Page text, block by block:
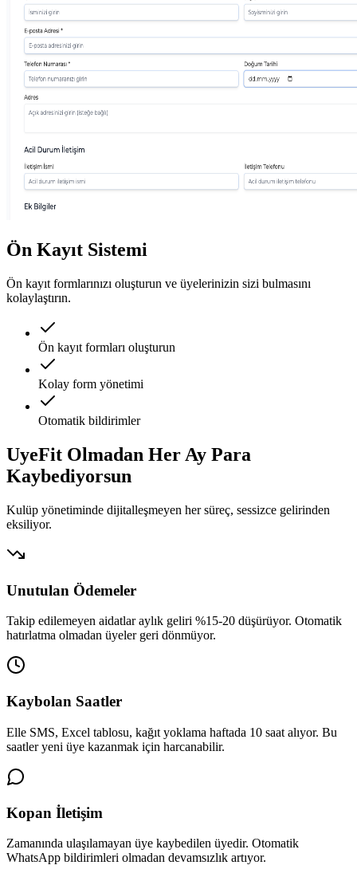
Ön Kayıt Sistemi
Ön kayıt formlarınızı oluşturun ve üyelerinizin sizi bulmasını
kolaylaştırın.
Ön kayıt formları oluşturun
Kolay form yönetimi
Otomatik bildirimler
UyeFit Olmadan Her Ay Para
Kaybediyorsun
Kulüp yönetiminde dijitalleşmeyen her süreç, sessizce gelirinden
eksiliyor.
Unutulan Ödemeler
Takip edilemeyen aidatlar aylık geliri %15-20 düşürüyor. Otomatik
hatırlatma olmadan üyeler geri dönmüyor.
Kaybolan Saatler
Elle SMS, Excel tablosu, kağıt yoklama haftada 10 saat alıyor. Bu
saatler yeni üye kazanmak için harcanabilir.
Kopan İletişim
Zamanında ulaşılamayan üye kaybedilen üyedir. Otomatik
WhatsApp bildirimleri olmadan devamsızlık artıyor.